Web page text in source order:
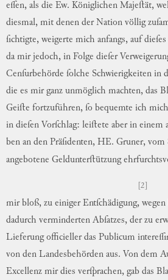
eſſen, als die Ew. Königlichen Majeſtät,
diesmal, mit denen der Nation völlig
ſichtigte, weigerte mich anfangs, auf dieſes
da mir jedoch, in Folge dieſer
Cenſurbehörde ſolche Schwierigkeiten in
die es mir ganz unmöglich machten, das
Geiſte fortzuführen, ſo bequemte ich mich
in dieſen Vorſchlag: leiſtete aber in einem
ben an den Präſidenten, HE. Gruner, vom
angebotene Geldunterſtützung
[2]
mir bloß, zu einiger Entſchädigung, wegen
dadurch verminderten Abſatzes, der zu
Lieferung officieller das Publicum
von den Landesbehörden aus. Von dem
Excellenz mir dies verſprachen, gab das